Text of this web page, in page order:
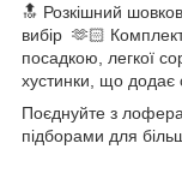
🔝 Розкішний
вибір 🫶🏻
посадкою, легкої
хустинки, що додає
Поєднуйте з
підборами для